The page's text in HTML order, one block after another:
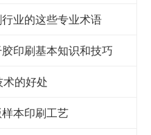
业的这些专业术语
印刷基本知识和技巧
的好处
本印刷工艺